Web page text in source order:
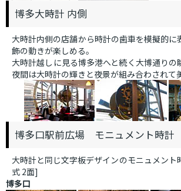
博多大時計 内側
大時計内側の店舗から時計の歯車を模擬的に
飾の動きが楽しめる。
大時計越しに見る博多港へと続く大博通りの
夜間は大時計の輝きと夜景が組み合わされて
博多口駅前広場 モニュメント時計
大時計と同じ文字板デザインのモニュメント
式 2面]
博多口